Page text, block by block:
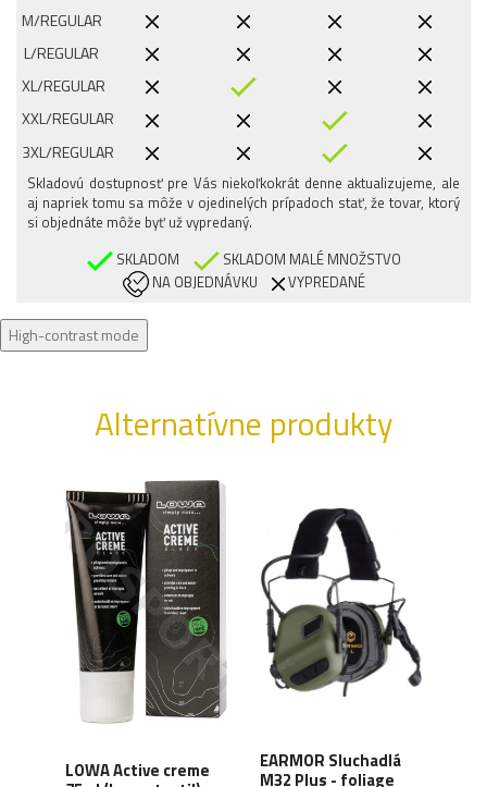
M/REGULAR
L/REGULAR
XL/REGULAR
XXL/REGULAR
3XL/REGULAR
4XL/REGULAR
Skladovú dostupnosť pre Vás niekoľkokrát denne aktualizujeme, ale
aj napriek tomu sa môže v ojedinelých prípadoch stať, že tovar, ktorý
si objednáte môže byť už vypredaný.
SKLADOM
SKLADOM MALÉ MNOŽSTVO
NA OBJEDNÁVKU
VYPREDANÉ
High-contrast mode
Alternatívne produkty
LOWA Active creme EARMOR Sluchadlá
M32 Plus - foliage